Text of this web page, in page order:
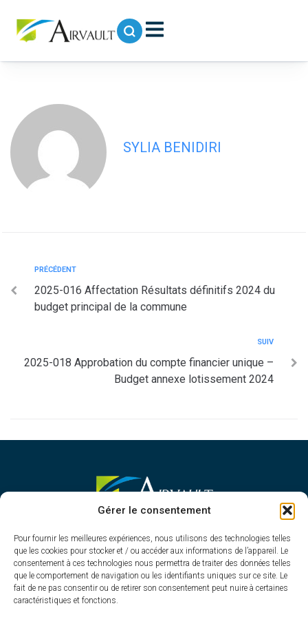
Gérer le consentement
Pour fournir les meilleures expériences, nous utilisons des technologies telles
que les cookies pour stocker et / ou accéder aux informations de l’appareil. Le
consentement à ces technologies nous permettra de traiter des données telles
que le comportement de navigation ou les identifiants uniques sur ce site. Le
fait de ne pas consentir ou de retirer son consentement peut nuire à certaines
caractéristiques et fonctions.
2025-017 Vote du budget principal de
SYLIA BENIDIRI
PRÉCÉDENT
2025-016 Affectation Résultats définitifs 2024 du
budget principal de la commune
SUIV
2025-018 Approbation du compte financier unique –
Budget annexe lotissement 2024
MAIRIE D'AIRVAULT
1 Rue Constant Balquet,
79600 Airvault
05 49 64 70 13
Contacter la mairie